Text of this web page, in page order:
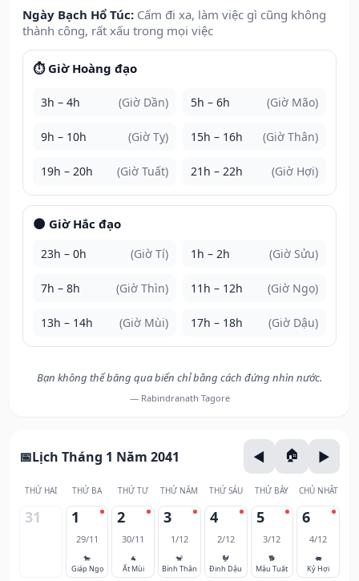
Ngày Bạch Hổ Túc: Cấm đi xa, làm việc gì cũng không
thành công, rất xấu trong mọi việc
⏱️ Giờ Hoàng đạo
3h – 4h (Giờ Dần) 5h – 6h (Giờ Mão)
9h – 10h (Giờ Tỵ) 15h – 16h (Giờ Thân)
19h – 20h (Giờ Tuất) 21h – 22h (Giờ Hợi)
🌑 Giờ Hắc đạo
23h – 0h (Giờ Tí) 1h – 2h (Giờ Sửu)
7h – 8h (Giờ Thìn) 11h – 12h (Giờ Ngọ)
13h – 14h (Giờ Mùi) 17h – 18h (Giờ Dậu)
Bạn không thể băng qua biển chỉ bằng cách đứng nhìn nước.
— Rabindranath Tagore
Lịch Tháng 1 Năm 2041
THỨ HAI THỨ BA THỨ TƯ THỨ NĂM THỨ SÁU THỨ BẢY CHỦ NHẬT
31 1
29/11
🐎
Giáp Ngọ
2
30/11
🐐
Ất Mùi
3
1/12
🐒
Bính Thân
4
2/12
🐓
Đinh Dậu
5
3/12
🐕
Mậu Tuất
6
4/12
🐖
Kỷ Hợi